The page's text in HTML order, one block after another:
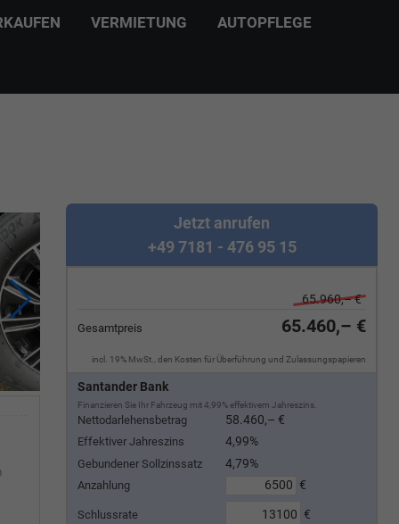
VERMIETUNG AUTOPFLEGE
Jetzt anrufen
+49 7181 - 476 95 15
65.960,– €
Gesamtpreis 65.460,– €
incl. 19% MwSt., den Kosten für Überführung und Zulassungspapieren
Santander Bank
Finanzieren Sie Ihr Fahrzeug mit 4,99% effektivem Jahreszins.
Nettodarlehensbetrag 58.460,– €
Effektiver Jahreszins 4,99%
Gebundener Sollzinssatz 4,79%
Anzahlung €
Schlussrate €